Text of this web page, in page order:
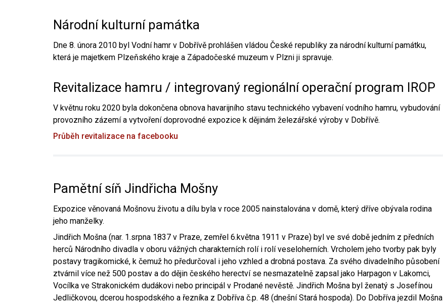
Národní kulturní památka
Dne 8. února 2010 byl Vodní hamr v Dobřívě prohlášen vládou České republiky za národní kulturní památku,
která je majetkem Plzeňského kraje a Západočeské muzeum v Plzni ji spravuje.
Revitalizace hamru / integrovaný regionální operační program IROP
V květnu roku 2020 byla dokončena obnova havarijního stavu technického vybavení vodního hamru, vybudování
provozního zázemí a vytvoření doprovodné expozice k dějinám železářské výroby v Dobřívě.
Průběh revitalizace na facebooku
Pamětní síň Jindřicha Mošny
Expozice věnovaná Mošnovu životu a dílu byla v roce 2005 nainstalována v domě, který dříve obývala rodina
jeho manželky.
Jindřich Mošna (nar. 1.srpna 1837 v Praze, zemřel 6.května 1911 v Praze) byl ve své době jedním z předních
herců Národního divadla v oboru vážných charakterních rolí i rolí veseloherních. Vrcholem jeho tvorby pak byly
postavy tragikomické, k čemuž ho předurčoval i jeho vzhled a drobná postava. Za svého divadelního působení
ztvárnil více než 500 postav a do dějin českého herectví se nesmazatelně zapsal jako Harpagon v Lakomci,
Vocílka ve Strakonickém dudákovi nebo principál v Prodané nevěstě. Jindřich Mošna byl ženatý s Josefínou
Jedličkovou, dcerou hospodského a řezníka z Dobříva č.p. 48 (dnešní Stará hospoda). Do Dobříva jezdil Mošna